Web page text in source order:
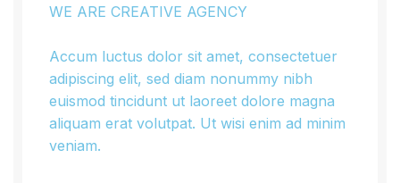
WE ARE CREATIVE AGENCY
Accum luctus dolor sit amet, consectetuer
adipiscing elit, sed diam nonummy nibh
euismod tincidunt ut laoreet dolore magna
aliquam erat volutpat. Ut wisi enim ad minim
veniam.